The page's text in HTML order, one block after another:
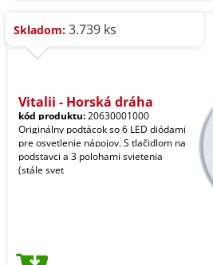
Skladom: 3.739 ks
Vitalij - Horská dráha
kód produktu:20630001000
Originálny podtácok so 6 LED diódami
pre osvetlenie nápojov. S tlačidlom na
podstavci a 3 polohami svietenia
(stále svet